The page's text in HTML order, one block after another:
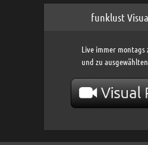
funklust
Live immer
und zu